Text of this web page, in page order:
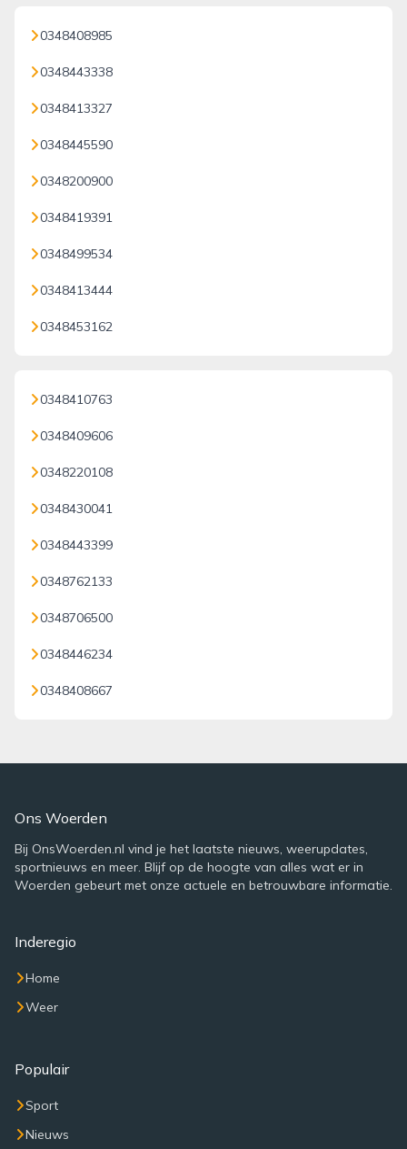
0348408985
0348443338
0348413327
0348445590
0348200900
0348419391
0348499534
0348413444
0348453162
0348410763
0348409606
0348220108
0348430041
0348443399
0348762133
0348706500
0348446234
0348408667
Ons Woerden
Bij OnsWoerden.nl vind je het laatste nieuws, weerupdates,
sportnieuws en meer. Blijf op de hoogte van alles wat er in
Woerden gebeurt met onze actuele en betrouwbare informatie.
Inderegio
Home
Weer
Populair
Sport
Nieuws